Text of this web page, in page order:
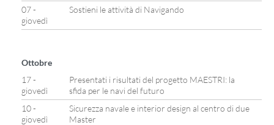
07 -
giovedì
Sostieni le attività di Navigando
Ottobre
17 -
giovedì
Presentati i risultati del progetto MAESTRI: la
sfida per le navi del futuro
10 -
giovedì
Sicurezza navale e interior design al centro di due
Master